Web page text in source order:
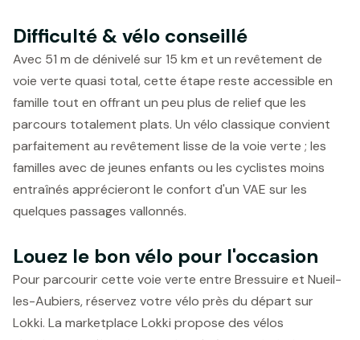
Difficulté & vélo conseillé
Avec 51 m de dénivelé sur 15 km et un revêtement de
voie verte quasi total, cette étape reste accessible en
famille tout en offrant un peu plus de relief que les
parcours totalement plats. Un vélo classique convient
parfaitement au revêtement lisse de la voie verte ; les
familles avec de jeunes enfants ou les cyclistes moins
entraînés apprécieront le confort d'un VAE sur les
quelques passages vallonnés.
Louez le bon vélo pour l'occasion
Pour parcourir cette voie verte entre Bressuire et Nueil-
les-Aubiers, réservez votre vélo près du départ sur
Lokki. La marketplace Lokki propose des vélos